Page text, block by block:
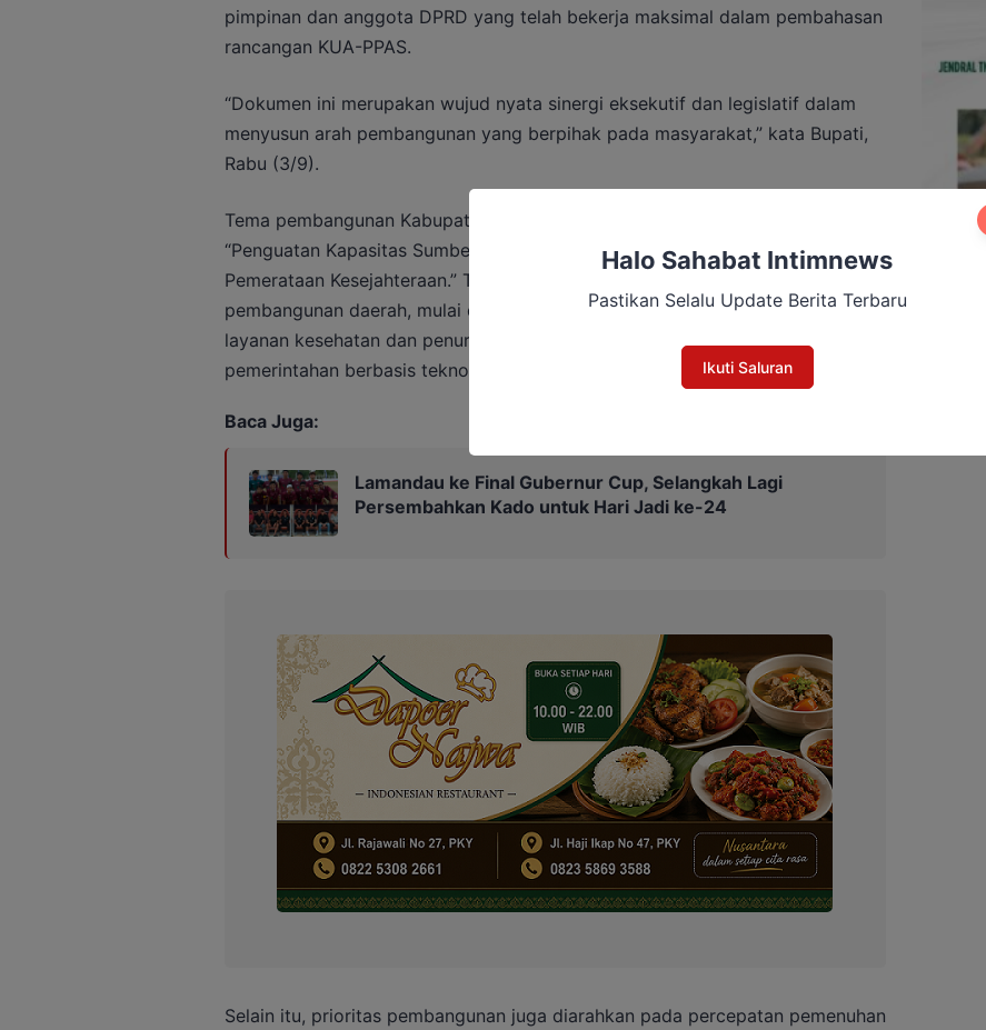
pimpinan dan anggota DPRD yang telah bekerja maksimal dalam pembahasan
rancangan KUA-PPAS.
“Dokumen ini merupakan wujud nyata sinergi eksekutif dan legislatif dalam
menyusun arah pembangunan yang berpihak pada masyarakat,” kata Bupati,
Rabu (3/9).
Tema pembangunan Kabupaten Kobar tahun 2026 ditetapkan sebagai
“Penguatan Kapasitas Sumber Daya Manusia dan Kemandirian Ekonomi untuk
Pemerataan Kesejahteraan.” Tema tersebut dijabarkan ke dalam tujuh prioritas
pembangunan daerah, mulai dari peningkatan kualitas pendidikan, pemerataan
layanan kesehatan dan penurunan stunting, hingga penguatan tata kelola
pemerintahan berbasis teknologi informasi.
Baca Juga:
Lamandau ke Final Gubernur Cup, Selangkah Lagi
Persembahkan Kado untuk Hari Jadi ke-24
Selain itu, prioritas pembangunan juga diarahkan pada percepatan pemenuhan
Halo Sahabat Intimnews
Pastikan Selalu Update Berita Terbaru
Ikuti Saluran